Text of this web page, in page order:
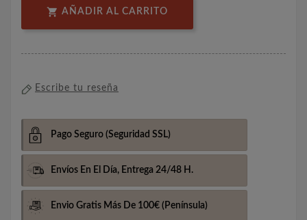
 AÑADIR AL CARRITO
Escribe tu reseña
Pago Seguro (Seguridad SSL)
Envíos En El Día, Entrega 24/48 H.
Envio Gratis Más De 100€ (Península)